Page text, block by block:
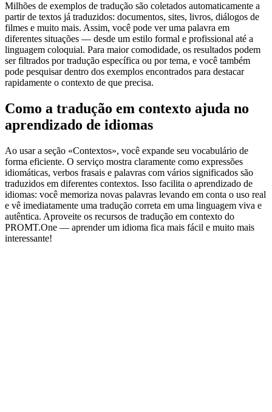
Milhões de exemplos de tradução são coletados automaticamente a
partir de textos já traduzidos: documentos, sites, livros, diálogos de
filmes e muito mais. Assim, você pode ver uma palavra em
diferentes situações — desde um estilo formal e profissional até a
linguagem coloquial. Para maior comodidade, os resultados podem
ser filtrados por tradução específica ou por tema, e você também
pode pesquisar dentro dos exemplos encontrados para destacar
rapidamente o contexto de que precisa.
Como a tradução em contexto ajuda no
aprendizado de idiomas
Ao usar a seção «Contextos», você expande seu vocabulário de
forma eficiente. O serviço mostra claramente como expressões
idiomáticas, verbos frasais e palavras com vários significados são
traduzidos em diferentes contextos. Isso facilita o aprendizado de
idiomas: você memoriza novas palavras levando em conta o uso real
e vê imediatamente uma tradução correta em uma linguagem viva e
autêntica. Aproveite os recursos de tradução em contexto do
PROMT.One — aprender um idioma fica mais fácil e muito mais
interessante!